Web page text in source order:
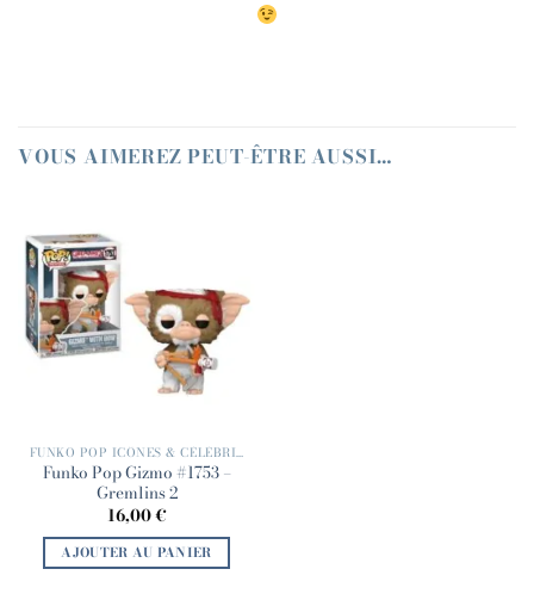
VOUS AIMEREZ PEUT-ÊTRE AUSSI…
FUNKO POP ICÔNES & CÉLÉBRITÉS
Funko Pop Gizmo #1753 –
Gremlins 2
16,00€
AJOUTER AU PANIER